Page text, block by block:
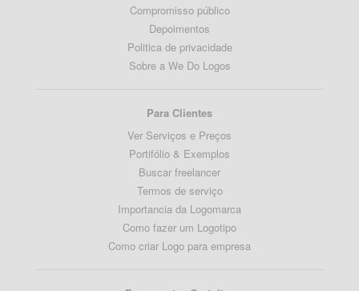
Compromisso público
Depoimentos
Politica de privacidade
Sobre a We Do Logos
Para Clientes
Ver Serviços e Preços
Portifólio & Exemplos
Buscar freelancer
Termos de serviço
Importancia da Logomarca
Como fazer um Logotipo
Como criar Logo para empresa